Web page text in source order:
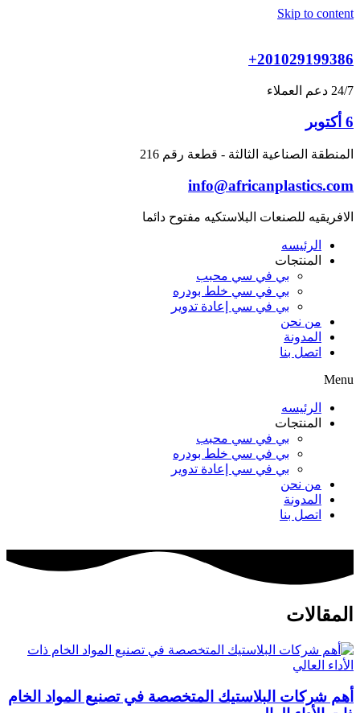
Skip to content
+201029199386
24/7 دعم العملاء
6 أكتوبر
المنطقة الصناعية الثالثة - قطعة رقم 216
info@africanplastics.com
الافريقيه للصنعات البلاستكيه مفتوح دائما
الرئيسه
المنتجات
بي في سي محبب
بي في سي خلط بودره
بي في سي إعادة تدوير
من نحن
المدونة
اتصل بنا
Menu
الرئيسه
المنتجات
بي في سي محبب
بي في سي خلط بودره
بي في سي إعادة تدوير
من نحن
المدونة
اتصل بنا
المقالات
أهم شركات البلاستيك المتخصصة في تصنيع المواد الخام